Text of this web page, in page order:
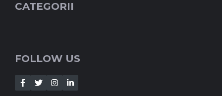
CATEGORII
FOLLOW US